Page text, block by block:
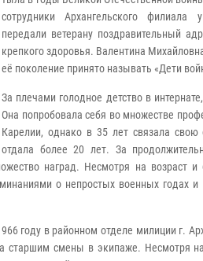
сотрудники Архангельского филиала
передали ветерану поздравительный
крепкого здоровья. Валентина
еë поколение принято называть «Дети
За плечами голодное детство в
Она попробовала себя во множестве
Карелии, однако в 35 лет связала
отдала более 20 лет. За
наград. Несмотря на возраст
о непростых военных годах
году в районном отделе милиции г.
старшим смены в экипаже. Несмотря